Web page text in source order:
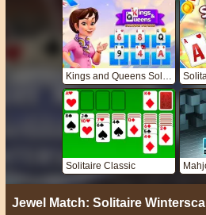
Solitaire Classic
Jewel Match: Solitaire